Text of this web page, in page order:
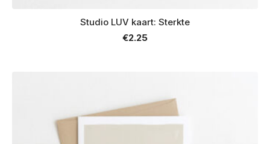
Studio LUV kaart: Sterkte
€2.25